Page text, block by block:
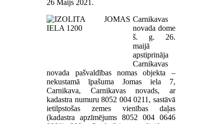
26 Maijs 2021 .
Carnikavas
novada dome
š. g. 26.
maijā
apstiprināja
Carnikavas
novada pašvaldības nomas objekta –
nekustamā īpašuma Jomas iela 7,
Carnikava, Carnikavas novads, ar
kadastra numuru 8052 004 0211, sastāvā
ietilpstošas zemes vienības daļas
(kadastra apzīmējums 8052 004 0646